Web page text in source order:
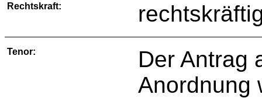
Rechtskraft:
Tenor:
Der Antrag
Anordnung